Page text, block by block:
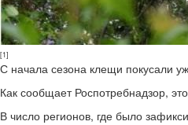
[1]
С начала сезона клещи покусали
Как сообщает Роспотребнадзор,
В число регионов, где было